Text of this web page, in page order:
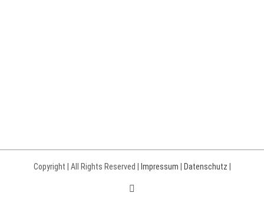
Copyright | All Rights Reserved | Impressum Datenschutz